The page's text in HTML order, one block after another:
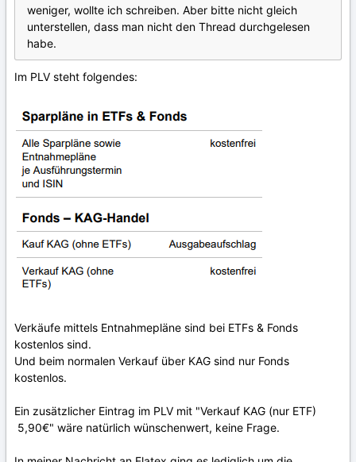
weniger, wollte ich schreiben. Aber bitte nicht gleich
unterstellen, dass man nicht den Thread durchgelesen
habe.
Im PLV steht folgendes:
Verkäufe mittels Entnahmepläne sind bei ETFs & Fonds
kostenlos sind.
Und beim normalen Verkauf über KAG sind nur Fonds
kostenlos.
Ein zusätzlicher Eintrag im PLV mit "Verkauf KAG (nur ETF)
5,90€" wäre natürlich wünschenwert, keine Frage.